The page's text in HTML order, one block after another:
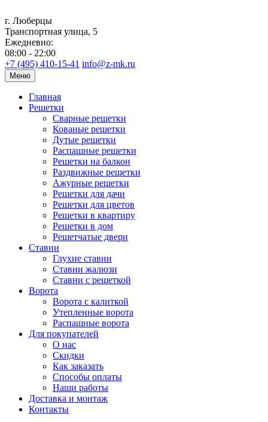
г. Люберцы
Транспортная улица, 5
Ежедневно:
08:00 - 22:00
+7 (495) 410-15-41 info@z-mk.ru
Меню
Главная
Решетки
Сварные решетки
Кованые решетки
Дутые решетки
Распашные решетки
Решетки на балкон
Раздвижные решетки
Ажурные решетки
Решетки для дачи
Решетки для цветов
Решетки в квартиру
Решетки в дом
Решетчатые двери
Ставни
Глухие ставни
Ставни жалюзи
Ставни с решеткой
Ворота
Ворота с калиткой
Утепленные ворота
Распашные ворота
Для покупателей
О нас
Скидки
Как заказать
Способы оплаты
Наши работы
Доставка и монтаж
Контакты